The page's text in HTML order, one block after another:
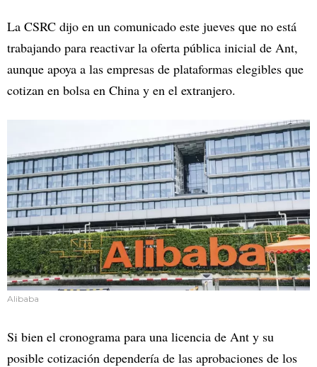
La CSRC dijo en un comunicado este jueves que no está
trabajando para reactivar la oferta pública inicial de Ant,
aunque apoya a las empresas de plataformas elegibles que
cotizan en bolsa en China y en el extranjero.
Alibaba
Si bien el cronograma para una licencia de Ant y su
posible cotización dependería de las aprobaciones de los